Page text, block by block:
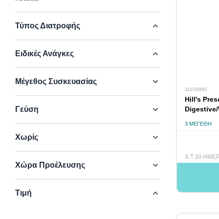
Τύπος Διατροφής
Ειδικές Ανάγκες
Μέγεθος Συσκευασίας
Γεύση
Χωρίς
Χώρα Προέλευσης
Τιμή
11100982
Hill's
3 ΜΕΓΈΘΗ
Χ.Τ.30